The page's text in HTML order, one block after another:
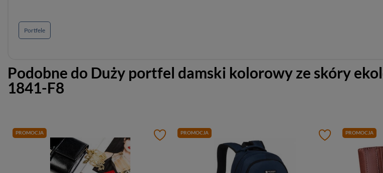
Portfele
Podobne do Duży portfel damski kolorowy ze skóry
1841-F8
PROMOCJA PROMOCJA PROMOCJA